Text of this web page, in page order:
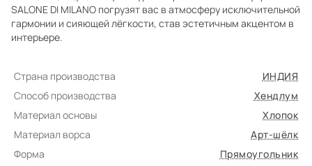
SALONE DI MILANO погрузят вас в атмосферу исключительной
гармонии и сияющей лёгкости, став эстетичным акцентом в
интерьере.
Страна производства
ИНДИЯ
Способ производства
Хендлум
Материал основы
Хлопок
Материал ворса
Арт-шёлк
Форма
Прямоугольник